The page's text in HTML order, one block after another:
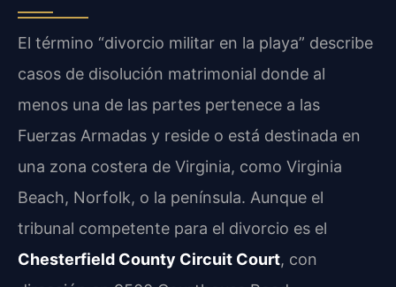
El término “divorcio militar en la playa” describe
casos de disolución matrimonial donde al
menos una de las partes pertenece a las
Fuerzas Armadas y reside o está destinada en
una zona costera de Virginia, como Virginia
Beach, Norfolk, o la península. Aunque el
tribunal competente para el divorcio es el
Chesterfield County Circuit Court, con